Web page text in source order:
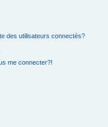
des utilisateurs connectés?
me connecter?!